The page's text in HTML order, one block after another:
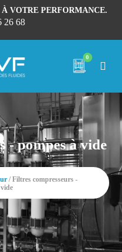
VOTRE PERFORMANCE.
26 68
0
- pompes à vide
/ Filtres compresseurs -